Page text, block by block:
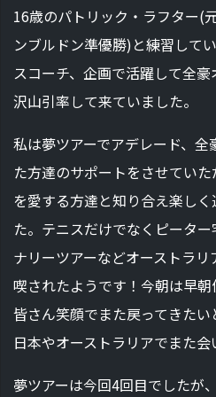
16歳のパトリック・ラフター(
ンブルドン準優勝)と練習して
スコーチ、企画で活躍して全
沢山引率して来ていました。
私は夢ツアーでアデレード、
た方達のサポートをさせてい
を愛する方達と知り合え楽し
た。テニスだけでなくピータ
ナリーツアーなどオーストラ
喫されたようです！今朝は早
皆さん笑顔でまた戻ってきたい
日本やオーストラリアでまた会
夢ツアーは今回4回目でしたが